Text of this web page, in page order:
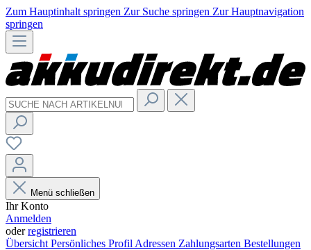
Zum Hauptinhalt springen Zur Suche springen Zur Hauptnavigation
springen
Menü schließen
Ihr Konto
Anmelden
oderregistrieren
Übersicht Persönliches Profil Adressen Zahlungsarten Bestellungen